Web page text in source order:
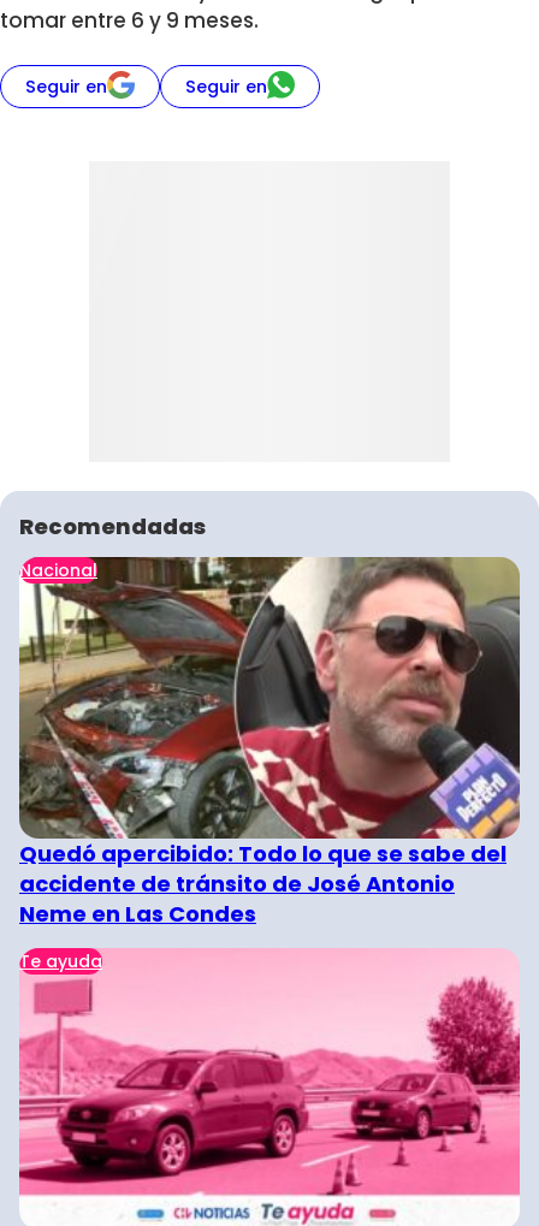
tomar entre 6 y 9 meses.
Seguir en Seguir en
Recomendadas
Nacional
Quedó apercibido: Todo lo que se sabe del
accidente de tránsito de José Antonio
Neme en Las Condes
Te ayuda